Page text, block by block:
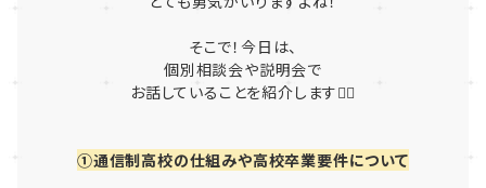
そこで！今日は、
個別相談会や説明会で
お話していることを紹介します🙋‍♀️
①通信制高校の仕組みや高校卒業要件について